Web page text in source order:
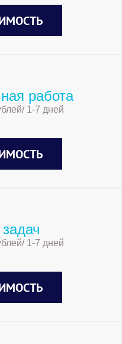
работа
1-7 дней
1-7 дней